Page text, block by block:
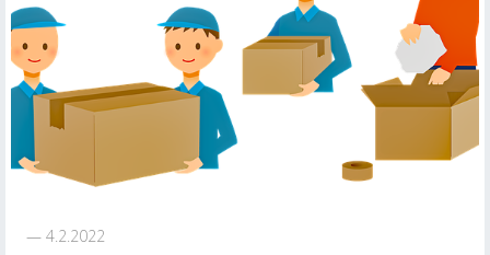
4.2.2022